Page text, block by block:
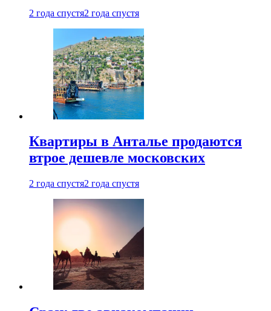
2 года спустя2 года спустя
Квартиры в Анталье продаются
втрое дешевле московских
2 года спустя2 года спустя